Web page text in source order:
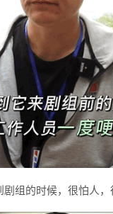
剧组的时候，很怕人